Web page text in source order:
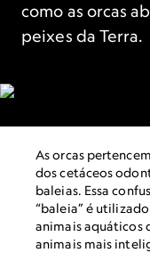
como as orcas
peixes da Terra.
As orcas
dos cetáceos
baleias. Essa
“baleia” é
animais aquáticos
animais mais